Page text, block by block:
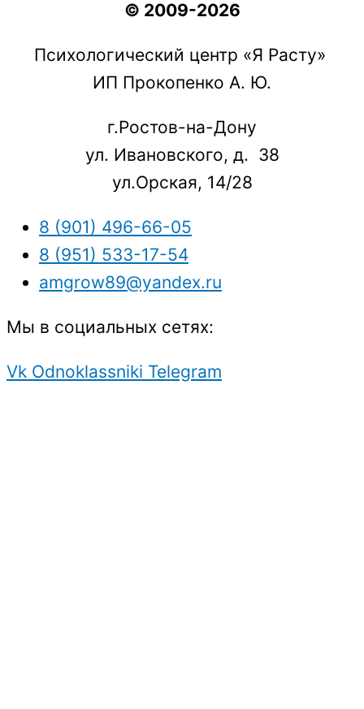
© 2009-2026
Психологический центр «Я Расту»
ИП Прокопенко А. Ю.
г.Ростов-на-Дону
ул. Ивановского, д. 38
ул.Орская, 14/28
8 (901) 496-66-05
8 (951) 533-17-54
amgrow89@yandex.ru
Мы в социальных сетях:
Vk Odnoklassniki Telegram